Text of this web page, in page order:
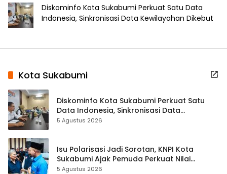
Diskominfo Kota Sukabumi Perkuat Satu Data
Indonesia, Sinkronisasi Data Kewilayahan Dikebut
Kota Sukabumi
Diskominfo Kota Sukabumi Perkuat Satu
Data Indonesia, Sinkronisasi Data
Kewilayahan Dikebut
5 Agustus 2026
Isu Polarisasi Jadi Sorotan, KNPI Kota
Sukabumi Ajak Pemuda Perkuat Nilai
Kebangsaan
5 Agustus 2026